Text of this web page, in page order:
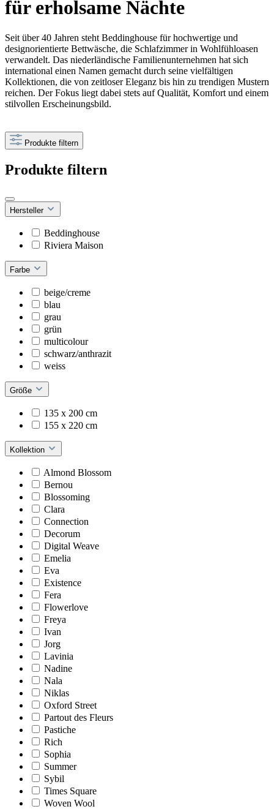
für erholsame Nächte
Seit über 40 Jahren steht Beddinghouse für hochwertige und
designorientierte Bettwäsche, die Schlafzimmer in Wohlfühloasen
verwandelt. Das niederländische Familienunternehmen hat sich
international einen Namen gemacht durch seine vielfältigen
Kollektionen, die von zeitloser Eleganz bis hin zu trendigen Mustern
reichen. Der Fokus liegt dabei stets auf Qualität, Komfort und einem
stilvollen Erscheinungsbild.
Produkte filtern
Produkte filtern
Hersteller
Beddinghouse
Riviera Maison
Farbe
beige/creme
blau
grau
grün
multicolour
schwarz/anthrazit
weiss
Größe
135 x 200 cm
155 x 220 cm
Kollektion
Almond Blossom
Bernou
Blossoming
Clara
Connection
Decorum
Digital Weave
Emelia
Eva
Existence
Fera
Flowerlove
Freya
Ivan
Jorg
Lavinia
Nadine
Nala
Niklas
Oxford Street
Partout des Fleurs
Pastiche
Rich
Sophia
Summer
Sybil
Times Square
Woven Wool